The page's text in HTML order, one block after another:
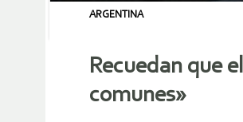
ARGENTINA
Recuedan que
comunes»